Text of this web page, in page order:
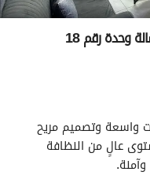
وحدة رقم 18
معلومات وزارة السياحة